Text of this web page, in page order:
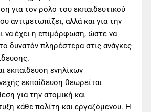
για τον ρόλο του εκπαιδευτικού
αντιμετωπίζει, αλλά και για την
να έχει η επιμόρφωση, ώστε να
δυνατόν πληρέστερα στις ανάγκες
εκπαίδευση ενηλίκων
εκπαίδευση θεωρείται
για την ατομική και
κάθε πολίτη και εργαζόμενου. Η